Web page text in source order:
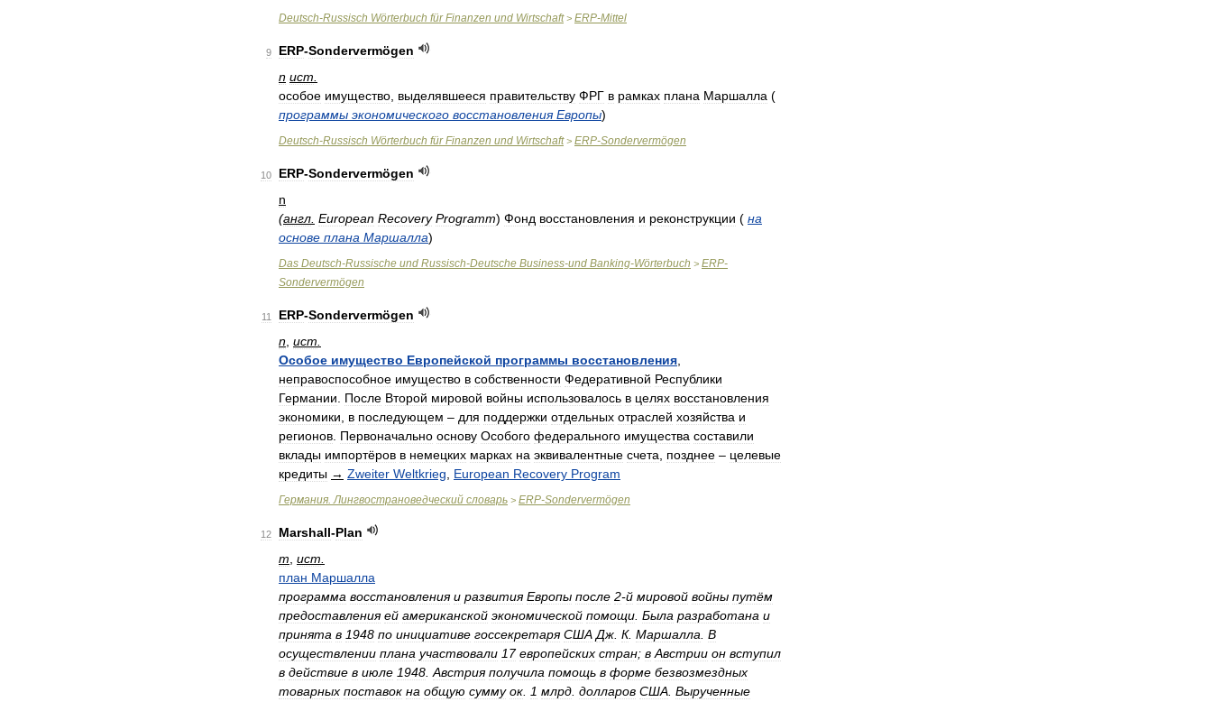
Deutsch-Russisch Wörterbuch für Finanzen und Wirtschaft> ERP-Mittel
9 ERP-Sondervermögen
n ист
особое имущество выделявшееся правительству ФРГ в рамках плана Маршалла (
программы экономического восстановления Европы)
Deutsch-Russisch Wörterbuch für Finanzen und Wirtschaft> ERP-Sondervermögen
10 ERP-Sondervermögen
n
(англ European Recovery Programm) Фонд восстановления и реконструкции ( на
основе плана Маршалла)
Das Deutsch-Russische und Russisch-Deutsche Business-und Banking-Wörterbuch > ERP-
Sondervermögen
11 ERP-Sondervermögen
n ист
Особое имущество Европейской программы восстановления
неправоспособное имущество в собственности Федеративной Республики
Германии
После Второй мировой войны использовалось в целях восстановления
экономики
в последующем – для поддержки отдельных отраслей хозяйства и
регионов Первоначально основу Особого федерального имущества составили
вклады импортёров в немецких марках на эквивалентные счета позднее – целевые
кредиты → Zweiter Weltkrieg European Recovery Program
Германия.Лингвострановедческий словарь > ERP-Sondervermögen
12 Marshall-Plan
m ист
план Маршалла
программа восстановления и развития Европы после 2-й мировой войны путём
предоставления ей американской экономической помощи Была разработана и
принята в 1948 по инициативе госсекретаря США Дж К. Маршалла В
осуществлении плана участвовали 17 европейских стран; в Австрии он вступил
в действие в июле 1948 Австрия получила помощь в форме безвозмездных
товарных поставок на общую сумму ок 1 млрд долларов США Вырученные